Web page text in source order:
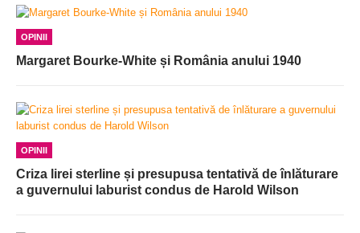
OPINII
Margaret Bourke-White și România anului 1940
OPINII
Criza lirei sterline și presupusa tentativă de înlăturare
a guvernului laburist condus de Harold Wilson